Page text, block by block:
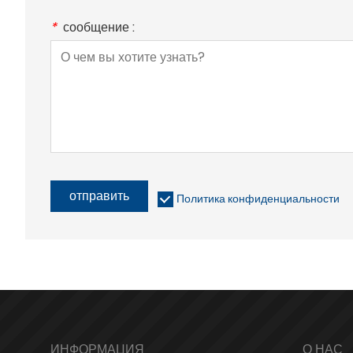
* сообщение :
отправить Политика конфиденциальности